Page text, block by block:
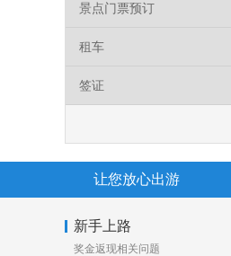
景点门票预订
租车
签证
让您放心出游
新手上路
奖金返现相关问题